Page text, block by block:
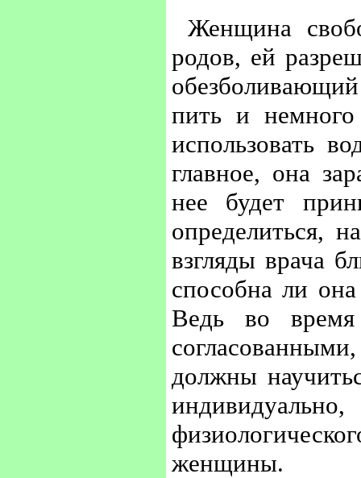
Женщина
родов, ей
обезболивающий
пить и
использовать
главное, она
нее будет
определиться,
взгляды врача
способна ли
Ведь во
должны
женщины.